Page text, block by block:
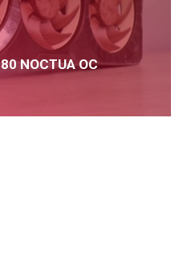
NOCTUA OC